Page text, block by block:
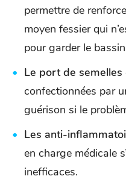
permettre de
moyen fessier qui
pour garder le
Le port de
confectionnées par
guérison si le
Les anti-
en charge médicale
inefficaces.